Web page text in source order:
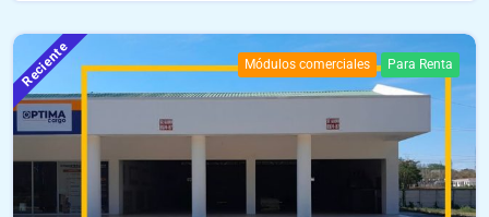
Reciente Módulos comerciales Para Renta